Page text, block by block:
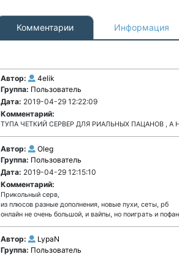
Комментарии Информация
Автор:
4elik
Группа: Пользователь
Дата: 2019-04-29 12:22:09
Комментарий:
ТУПА ЧЕТКИЙ СЕРВЕР ДЛЯ РИАЛЬНЫХ ПАЦАНОВ , А
Автор:
Oleg
Группа: Пользователь
Дата: 2019-04-29 12:15:10
Комментарий:
Прикольный серв,
из плюсов разные дополнения, новые пухи, сеты, рб
онлайн не очень большой, и вайпы, но поиграть и
Автор:
LypaN
Группа: Пользователь